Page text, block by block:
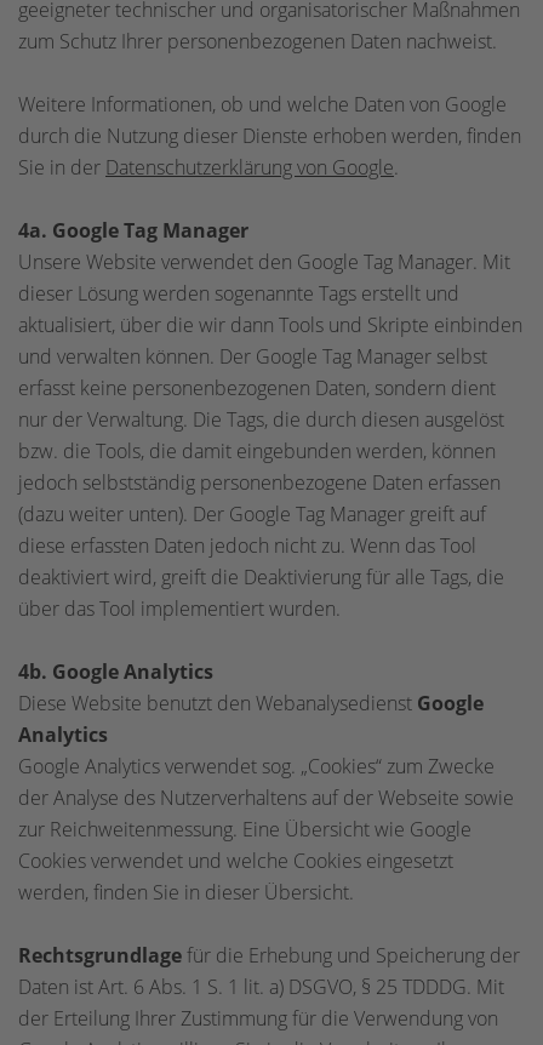
geeigneter technischer und organisatorischer Maßnahmen
zum Schutz Ihrer personenbezogenen Daten nachweist.
Weitere Informationen, ob und welche Daten von Google
durch die Nutzung dieser Dienste erhoben werden, finden
Sie in der Datenschutzerklärung von Google.
4a. Google Tag Manager
Unsere Website verwendet den Google Tag Manager. Mit
dieser Lösung werden sogenannte Tags erstellt und
aktualisiert, über die wir dann Tools und Skripte einbinden
und verwalten können. Der Google Tag Manager selbst
erfasst keine personenbezogenen Daten, sondern dient
nur der Verwaltung. Die Tags, die durch diesen ausgelöst
bzw. die Tools, die damit eingebunden werden, können
jedoch selbstständig personenbezogene Daten erfassen
(dazu weiter unten). Der Google Tag Manager greift auf
diese erfassten Daten jedoch nicht zu. Wenn das Tool
deaktiviert wird, greift die Deaktivierung für alle Tags, die
über das Tool implementiert wurden.
4b. Google Analytics
Diese Website benutzt den Webanalysedienst Google
Analytics
Google Analytics verwendet sog. „Cookies“ zum Zwecke
der Analyse des Nutzerverhaltens auf der Webseite sowie
zur Reichweitenmessung. Eine Übersicht wie Google
Cookies verwendet und welche Cookies eingesetzt
werden, finden Sie in dieser Übersicht.
Rechtsgrundlagefür die Erhebung und Speicherung der
Daten ist Art. 6 Abs. 1 S. 1 lit. a) DSGVO, § 25 TDDDG. Mit
der Erteilung Ihrer Zustimmung für die Verwendung von